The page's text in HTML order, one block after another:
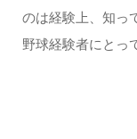
のは経験上、知っ
野球経験者にとっ